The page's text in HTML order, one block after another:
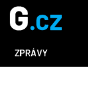
ZPRÁVY